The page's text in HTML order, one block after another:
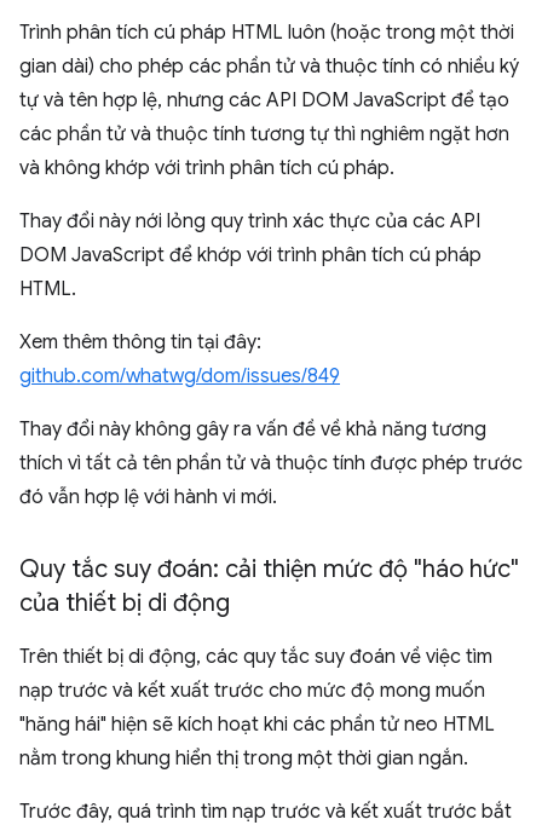
Trình phân tích cú pháp HTML luôn (hoặc trong một thời
gian dài) cho phép các phần tử và thuộc tính có nhiều ký
tự và tên hợp lệ, nhưng các API DOM JavaScript để tạo
các phần tử và thuộc tính tương tự thì nghiêm ngặt hơn
và không khớp với trình phân tích cú pháp.
Thay đổi này nới lỏng quy trình xác thực của các API
DOM JavaScript để khớp với trình phân tích cú pháp
HTML.
Xem thêm thông tin tại đây:
github.com/whatwg/dom/issues/849
Thay đổi này không gây ra vấn đề về khả năng tương
thích vì tất cả tên phần tử và thuộc tính được phép trước
đó vẫn hợp lệ với hành vi mới.
Quy tắc suy đoán: cải thiện mức độ "háo hức"
của thiết bị di động
Trên thiết bị di động, các quy tắc suy đoán về việc tìm
nạp trước và kết xuất trước cho mức độ mong muốn
"hăng hái" hiện sẽ kích hoạt khi các phần tử neo HTML
nằm trong khung hiển thị trong một thời gian ngắn.
Trước đây, quá trình tìm nạp trước và kết xuất trước bắt